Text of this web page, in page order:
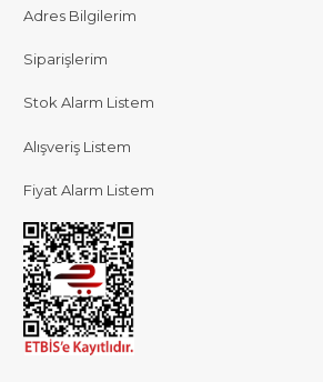
Adres Bilgilerim
Siparişlerim
Stok Alarm Listem
Alışveriş Listem
Fiyat Alarm Listem